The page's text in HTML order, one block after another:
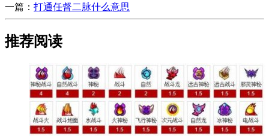
一篇： ​打通任督二脉什么意思
推荐阅读